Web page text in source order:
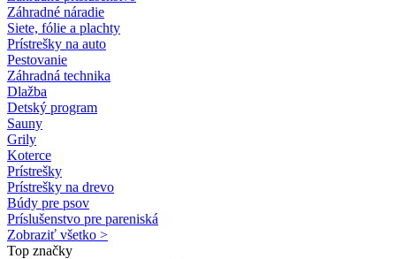
Záhradné náradie
Siete, fólie a plachty
Prístrešky na auto
Pestovanie
Záhradná technika
Dlažba
Detský program
Sauny
Grily
Koterce
Prístrešky
Prístrešky na drevo
Búdy pre psov
Príslušenstvo pre pareniská
Zobraziť všetko >
Top značky